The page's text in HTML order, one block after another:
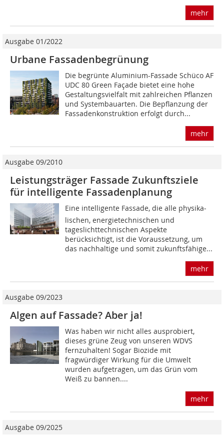
mehr
Ausgabe 01/2022
Urbane Fassadenbegrünung
Die begrünte Aluminium-Fassade Schüco AF
UDC 80 Green Façade bietet eine hohe
Gestaltungsvielfalt mit zahlreichen Pflanzen
und Systembauarten. Die Bepflanzung der
Fassadenkonstruktion erfolgt durch...
mehr
Ausgabe 09/2010
Leistungsträger Fassade Zukunftsziele
für intelligente Fassadenplanung
Eine intelligente Fassade, die alle physika­
lischen, energietechnischen und
tageslichttechnischen Aspekte
berücksichtigt, ist die Voraussetzung, um
das nachhaltige und somit zukunftsfähige...
mehr
Ausgabe 09/2023
Algen auf Fassade? Aber ja!
Was haben wir nicht alles ausprobiert,
dieses grüne Zeug von unseren WDVS
fernzuhalten! Sogar Biozide mit
fragwürdiger Wirkung für die Umwelt
wurden aufgetragen, um das Grün vom
Weiß zu bannen....
mehr
Ausgabe 09/2025